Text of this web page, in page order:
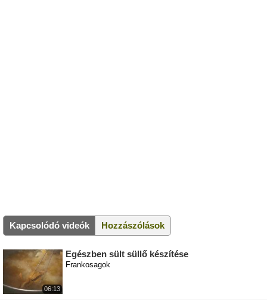
Kapcsolódó videók Hozzászólások
06:13
Egészben sült süllő készítése
Frankosagok